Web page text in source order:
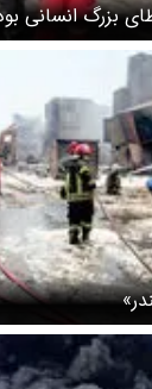
بزرگ انسانی